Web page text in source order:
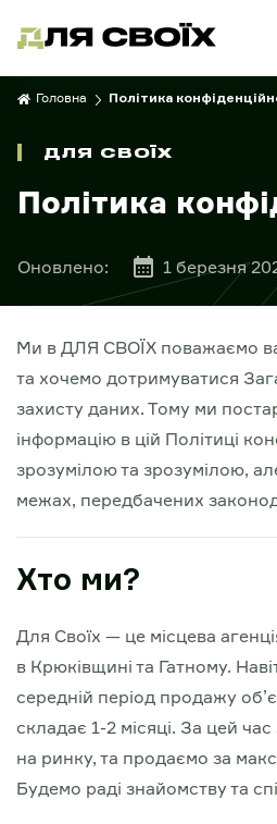
Головна Політика
ДЛЯ СВОЇХ
Політика
Оновлено: 1 березня
Ми в ДЛЯ СВОЇХ поважаємо
та хочемо дотримуватися
захисту даних. Тому ми
інформацію в цій Політиці
зрозумілою та зрозумілою,
межах, передбачених
Хто ми?
Для Своїх — це місцева
в Крюківщині та Гатному.
середній період продажу
складає 1-2 місяці. За цей
на ринку, та продаємо за
Будемо раді знайомству та